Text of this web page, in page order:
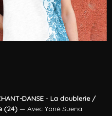
DANSE - La doublerie /
(24) — Avec Yané Suena